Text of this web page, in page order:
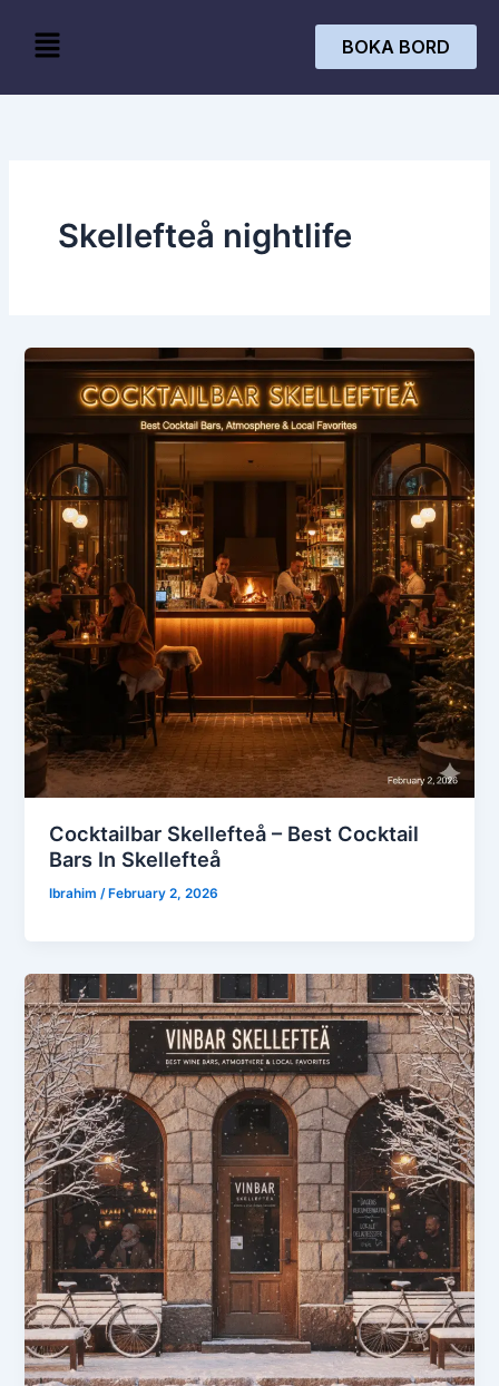
Menu BOKA BORD
Skellefteå nightlife
Cocktailbar Skellefteå – Best Cocktail
Bars In Skellefteå
Ibrahim/ February 2, 2026